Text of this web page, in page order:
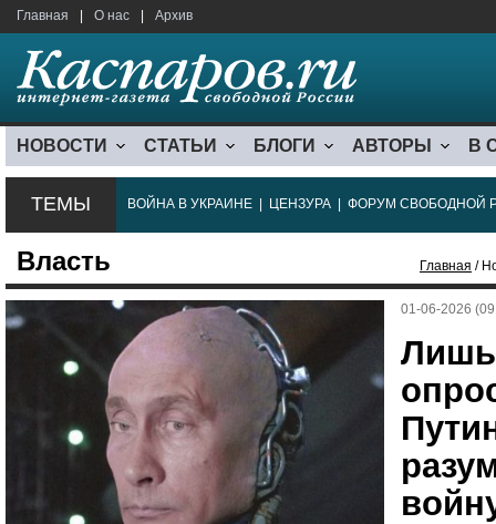
Главная О нас Архив
НОВОСТИ СТАТЬИ БЛОГИ АВТОРЫ В
ТЕМЫ ВОЙНА В УКРАИНЕ ЦЕНЗУРА ФОРУМ СВОБОДНОЙ
Власть Главная /
01-06-2026
Лишь